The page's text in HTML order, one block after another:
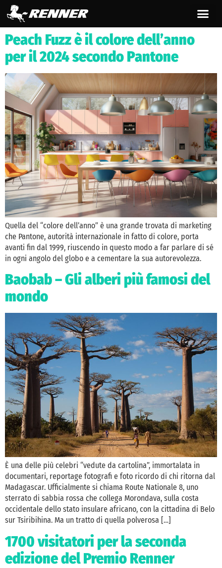
contenuto
Peach Fuzz è il colore dell’anno
per il 2024 secondo Pantone
Quella del “colore dell’anno” è una grande trovata di marketing
che Pantone, autorità internazionale in fatto di colore, porta
avanti fin dal 1999, riuscendo in questo modo a far parlare di sé
in ogni angolo del globo e a cementare la sua autorevolezza.
Baobab – Gli alberi più famosi del
mondo
È una delle più celebri “vedute da cartolina”, immortalata in
documentari, reportage fotografi e foto ricordo di chi ritorna dal
Madagascar. Ufficialmente si chiama Route Nationale 8, uno
sterrato di sabbia rossa che collega Morondava, sulla costa
occidentale dello stato insulare africano, con la cittadina di Belo
sur Tsiribihina. Ma un tratto di quella polverosa […]
1700 visitatori per la seconda
edizione del Premio Renner